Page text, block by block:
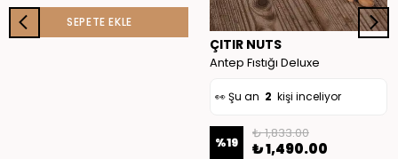
SEPETE EKLE
ÇITIR NUTS
Antep Fıstığı Deluxe
🛒4kişi sepete ekledi
✅ Bugün9adet satıldı
👀 Şu an 2 kişi inceliyor
%19
₺ 1,833.00
₺ 1,490.00